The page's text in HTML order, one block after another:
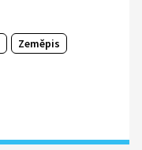
Zeměpis